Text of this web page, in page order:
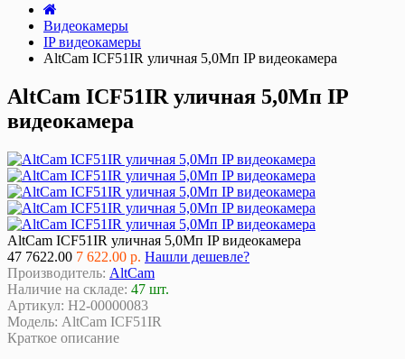
Видеокамеры
IP видеокамеры
AltCam ICF51IR уличная 5,0Мп IP видеокамера
AltCam ICF51IR уличная 5,0Мп IP
видеокамера
AltCam ICF51IR уличная 5,0Мп IP видеокамера
47 7622.00 7 622.00 р. Нашли дешевле?
Производитель: AltCam
Наличие на складе: 47 шт.
Артикул: Н2-00000083
Модель: AltCam ICF51IR
Краткое описание